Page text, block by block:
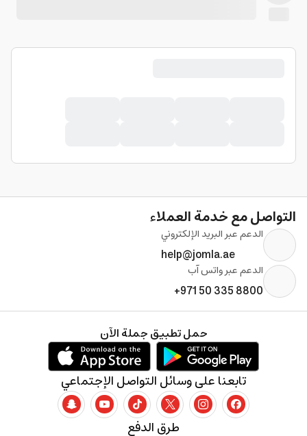
التواصل مع خدمة العملاء
الدعم عبر البريد الإلكتروني
help@jomla.ae
الدعم عبر واتس آب
+971 50 335 8800
طرق الدفع
تابعنا على وسائل التواصل الإجتماعي
حمل تطبيق جملة الآن